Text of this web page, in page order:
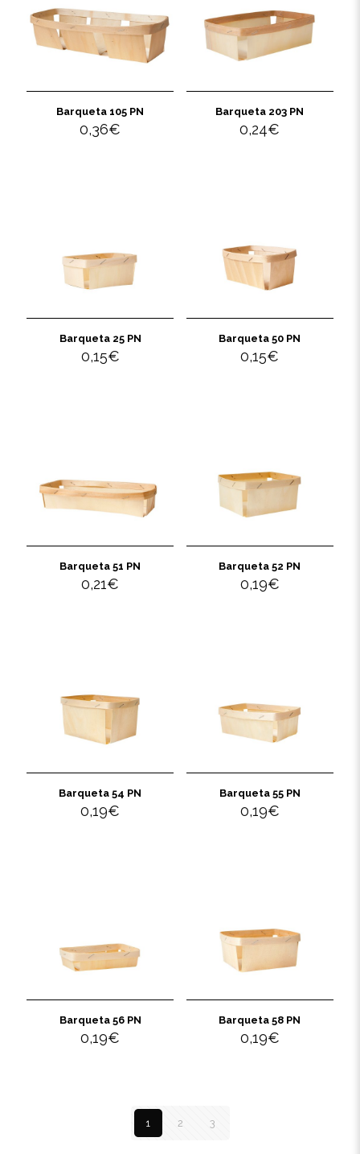
Barqueta 105 PN
0,36€
Barqueta 203 PN
0,24€
Barqueta 25 PN
0,15€
Barqueta 50 PN
0,15€
Barqueta 51 PN
0,21€
Barqueta 52 PN
0,19€
Barqueta 54 PN
0,19€
Barqueta 55 PN
0,19€
Barqueta 56 PN
0,19€
Barqueta 58 PN
0,19€
1 2 3